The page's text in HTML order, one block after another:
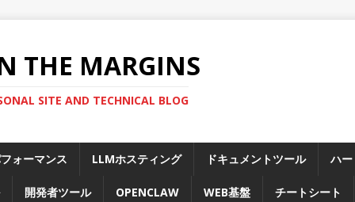
THE MARGINS
SITE AND TECHNICAL BLOG
ォーマンス LLMホスティング ドキュメントツール ハ
開発者ツール OPENCLAW WEB基盤 チートシート